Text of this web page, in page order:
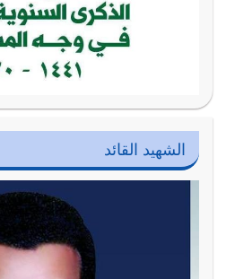
الشهيد القائد